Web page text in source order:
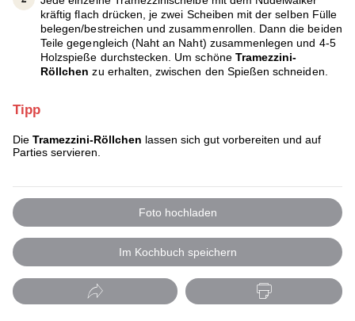
kräftig flach drücken, je zwei Scheiben mit der selben Fülle
belegen/bestreichen und zusammenrollen. Dann die beiden
Teile gegengleich (Naht an Naht) zusammenlegen und 4-5
Holzspieße durchstecken. Um schöne Tramezzini-
Röllchen zu erhalten, zwischen den Spießen schneiden.
Tipp
Die Tramezzini-Röllchen lassen sich gut vorbereiten und auf
Parties servieren.
Foto hochladen
Im Kochbuch speichern